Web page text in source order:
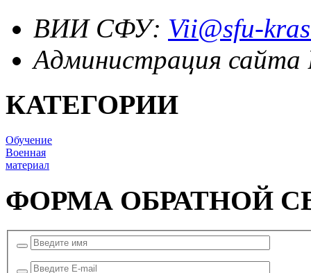
ВИИ СФУ: Vii@sfu-
Администрация
КАТЕГОРИИ
Обучение
Военная
материал
ФОРМА ОБРАТНОЙ